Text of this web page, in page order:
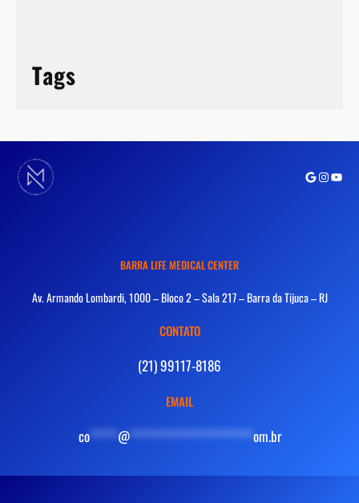
Tags
Google
BARRA LIFE MEDICAL CENTER
Av. Armando Lombardi, 1000 – Bloco 2 – Sala 217 – Barra da Tijuca – RJ
CONTATO
(21) 99117-8186
EMAIL
co*****@**********************om.br